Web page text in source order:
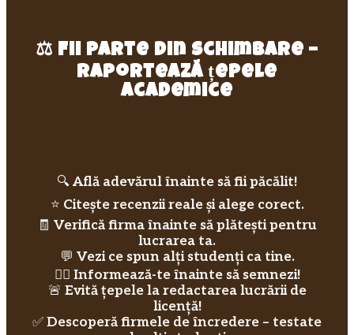
⚖️ Fii parte din schimbare –
raportează țepele
academice
🔍 Află adevărul înainte să fii păcălit!
⭐ Citește recenzii reale și alege corect.
🧾 Verifică firma înainte să plătești pentru
lucrarea ta.
💬 Vezi ce spun alți studenți ca tine.
🕵️‍♂️ Informează-te înainte să semnezi!
🚨 Evită țepele la redactarea lucrării de
licență!
✅ Descoperă firmele de încredere – testate